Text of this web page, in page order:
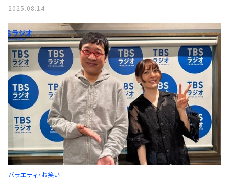
2025.08.14
バラエティ・お笑い